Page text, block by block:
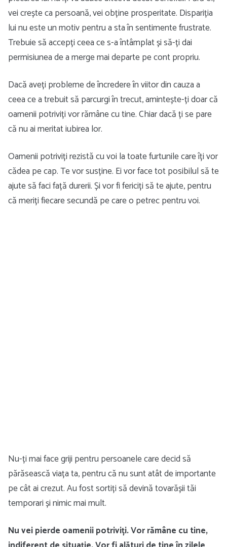
vei crește ca persoană, vei obține prosperitate. Dispariția
lui nu este un motiv pentru a sta în sentimente frustrate.
Trebuie să accepți ceea ce s-a întâmplat și să-ți dai
permisiunea de a merge mai departe pe cont propriu.
Dacă aveți probleme de încredere în viitor din cauza a
ceea ce a trebuit să parcurgi în trecut, amintește-ți doar că
oamenii potriviți vor rămâne cu tine. Chiar dacă ți se pare
că nu ai meritat iubirea lor.
Oamenii potriviți rezistă cu voi la toate furtunile care îți vor
cădea pe cap. Te vor susține. Ei vor face tot posibilul să te
ajute să faci față durerii. Și vor fi fericiți să te ajute, pentru
că meriți fiecare secundă pe care o petrec pentru voi.
Nu-ți mai face griji pentru persoanele care decid să
părăsească viața ta, pentru că nu sunt atât de importante
pe cât ai crezut. Au fost sortiți să devină tovarășii tăi
temporari și nimic mai mult.
Nu vei pierde oamenii potriviți. Vor rămâne cu tine,